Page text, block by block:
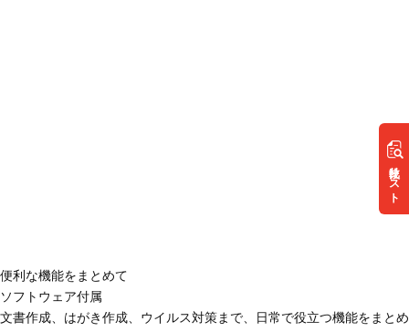
リスト
便利な機能をまとめて
ソフトウェア付属
文書作成、はがき作成、ウイルス対策まで、日常で役立つ機能をまと